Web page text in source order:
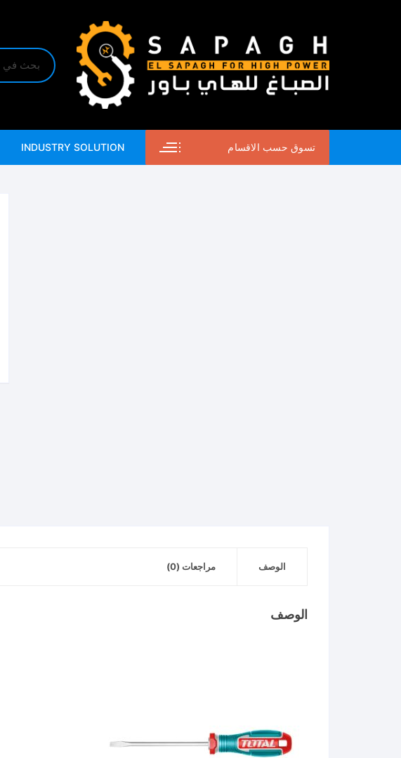
تسوق حسب الاقسام INDUSTRY SOLUTION
الوصف مراجعات (0)
الوصف